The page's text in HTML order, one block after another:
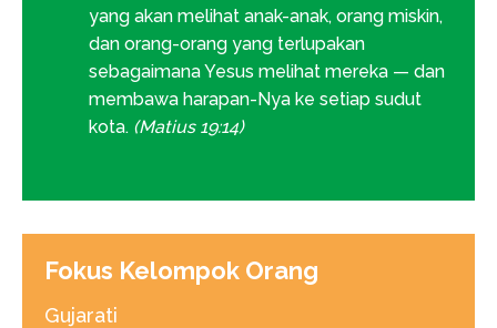
yang akan melihat anak-anak, orang miskin,
dan orang-orang yang terlupakan
sebagaimana Yesus melihat mereka — dan
membawa harapan-Nya ke setiap sudut
kota. (Matius 19:14)
Fokus Kelompok Orang
Gujarati